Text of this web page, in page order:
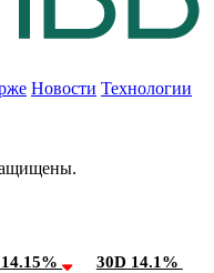
Новости Технологии
14.15% 30D 14.1%